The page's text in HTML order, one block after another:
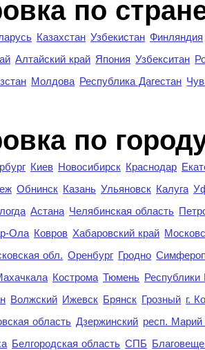
по
Казахстан Узбекистан Финляндия
Алтайский край Япония Узбекситан
Молдова Республика Дагестан
по
Киев Новосибирск Краснодар
Обнинск Казань Ульяновск Калуга
Астана Челябинская область
Ола Ковров Хабаровский край
обл. Оренбург Гродно
Кострома Тюмень Республики
Волжский Ижевск Брянск Грозный г.
область Дзержинский респ.
Белгородская область СПБ